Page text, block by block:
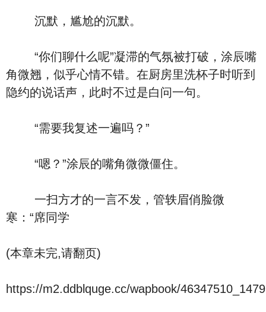
沉默，尴尬的沉默。
“你们聊什么呢”凝滞的气氛被打破，涂辰嘴
角微翘，似乎心情不错。在厨房里洗杯子时听到
隐约的说话声，此时不过是白问一句。
“需要我复述一遍吗？”
“嗯？”涂辰的嘴角微微僵住。
一扫方才的一言不发，管轶眉俏脸微
寒：“席同学
(本章未完,请翻页)
https://m2.ddblquge.cc/wapbook/